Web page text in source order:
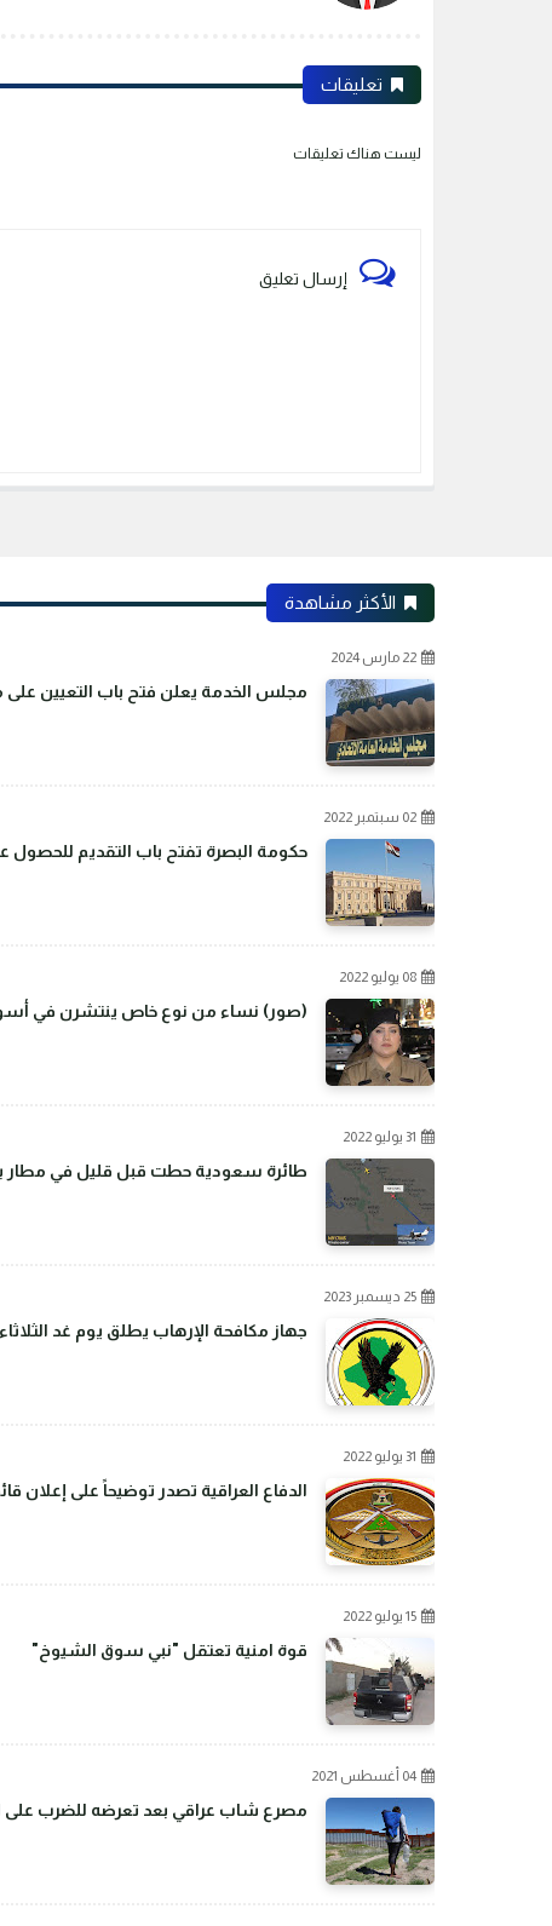
تعليقات
ليست هناك تعليقات
إرسال تعليق
الأكثر مشاهدة
22 مارس 2024
مجلس الخدمة يعلن فتح باب التعيين على
02 سبتمبر 2022
حكومة البصرة تفتح باب التقديم للحصول
08 يوليو 2022
(صور) نساء من نوع خاص ينتشرن في
31 يوليو 2022
طائرة سعودية حطت قبل قليل في مطار
25 ديسمبر 2023
جهاز مكافحة الإرهاب يطلق يوم غد
31 يوليو 2022
الدفاع العراقية تصدر توضيحاً على إعلان
15 يوليو 2022
قوة امنية تعتقل "نبي سوق الشيوخ"
04 أغسطس 2021
مصرع شاب عراقي بعد تعرضه للضرب على